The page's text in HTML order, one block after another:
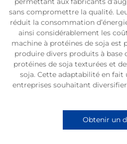
sans compromettre la qualité.
réduit la consommation
ainsi considérablement les
machine à protéines de soja est
produire divers produits à base
protéines de soja texturées et
soja. Cette adaptabilité en fait
entreprises souhaitant
Obtenir un